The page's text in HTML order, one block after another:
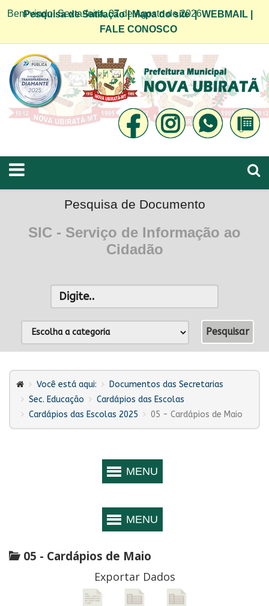
Bem vindo! Sexta-feira, 07 de Agosto de 2026
Pesquisa de Satifação|Mapa do site|WEBMAIL
FALE CONOSCO
Pesquisa de Documento
SIC - Serviço de Informação ao
Cidadão
Você está aqui:
Documentos das Secretarias
Sec. Educação
Cardápios das Escolas
Cardápios das Escolas 2025
05 - Cardápios de Maio
05 - Cardápios de Maio
Exportar Dados